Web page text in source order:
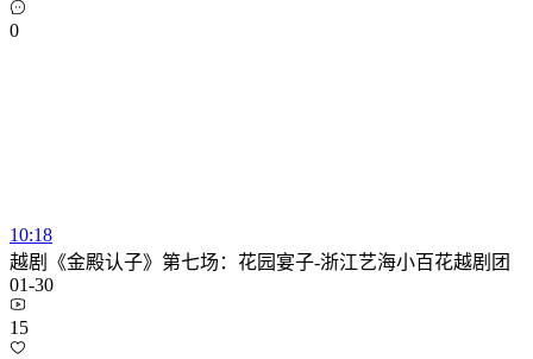
0
10:18
越剧《金殿认子》第七场：花园宴子-浙江艺海小百花越剧团
01-30
15